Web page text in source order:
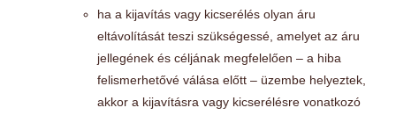
ha a kijavítás vagy kicserélés olyan áru
eltávolítását teszi szükségessé, amelyet az áru
jellegének és céljának megfelelően – a hiba
felismerhetővé válása előtt – üzembe helyeztek,
akkor a kijavításra vagy kicserélésre vonatkozó